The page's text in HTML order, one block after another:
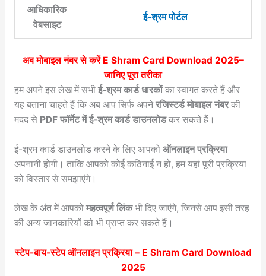
आधिकारिक
वेबसाइट
ई-श्रम पोर्टल
अब मोबाइल नंबर से करें E Shram Card Download 2025–
जानिए पूरा तरीका
हम अपने इस लेख में सभी ई-श्रम कार्ड धारकोंका स्वागत करते हैं और
यह बताना चाहते हैं कि अब आप सिर्फ अपनेरजिस्टर्ड मोबाइल नंबरकी
मदद से PDF फॉर्मेट में ई-श्रम कार्ड डाउनलोडकर सकते हैं।
ई-श्रम कार्ड डाउनलोड करने के लिए आपको ऑनलाइन प्रक्रिया
अपनानी होगी। ताकि आपको कोई कठिनाई न हो, हम यहां पूरी प्रक्रिया
को विस्तार से समझाएंगे।
लेख के अंत में आपको महत्वपूर्ण लिंकभी दिए जाएंगे, जिनसे आप इसी तरह
की अन्य जानकारियों को भी प्राप्त कर सकते हैं।
स्टेप-बाय-स्टेप ऑनलाइन प्रक्रिया – E Shram Card Download
2025